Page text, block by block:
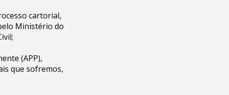
cartorial,
Ministério do
(APP),
que sofremos,